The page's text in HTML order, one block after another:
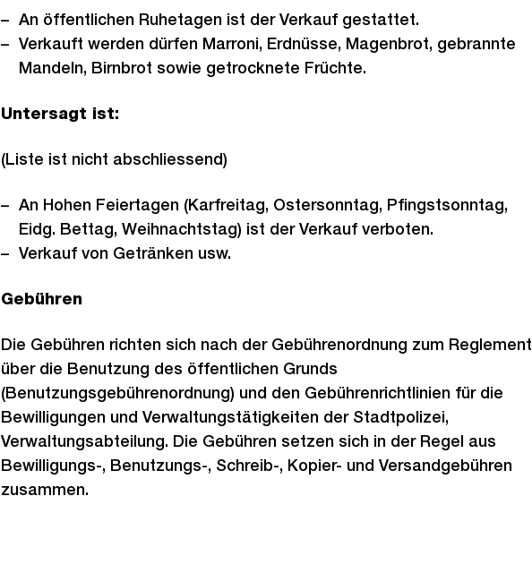
An öffentlichen Ruhetagen ist der Verkauf gestattet.
Verkauft werden dürfen Marroni, Erdnüsse, Magenbrot, gebrannte
Mandeln, Birnbrot sowie getrocknete Früchte.
Untersagt ist:
(Liste ist nicht abschliessend)
An Hohen Feiertagen (Karfreitag, Ostersonntag, Pfingstsonntag,
Eidg. Bettag, Weihnachtstag) ist der Verkauf verboten.
Verkauf von Getränken usw.
Gebühren
Die Gebühren richten sich nach der Gebührenordnung zum Reglement
über die Benutzung des öffentlichen Grunds
(Benutzungsgebührenordnung) und den Gebührenrichtlinien für die
Bewilligungen und Verwaltungstätigkeiten der Stadtpolizei,
Verwaltungsabteilung. Die Gebühren setzen sich in der Regel aus
Bewilligungs-, Benutzungs-, Schreib-, Kopier- und Versandgebühren
zusammen.